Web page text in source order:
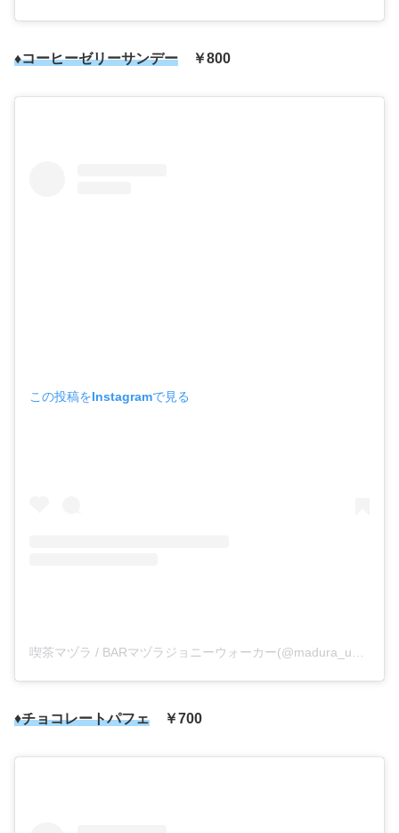
♦コーヒーゼリーサンデー ￥800
この投稿をInstagramで見る
喫茶マヅラ / BARマヅラジョニーウォーカー(@madura_umeda)がシェアした投稿
♦チョコレートパフェ ￥700